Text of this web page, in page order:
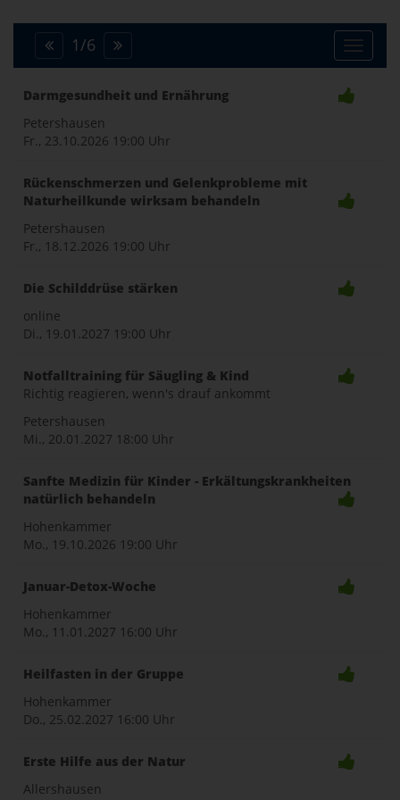
Toggle
1/6
Darmgesundheit und Ernährung
Petershausen
Fr., 23.10.2026 19:00 Uhr
Rückenschmerzen und Gelenkprobleme mit
Naturheilkunde wirksam behandeln
Petershausen
Fr., 18.12.2026 19:00 Uhr
Die Schilddrüse stärken
online
Di., 19.01.2027 19:00 Uhr
Notfalltraining für Säugling & Kind
Richtig reagieren, wenn's drauf ankommt
Petershausen
Mi., 20.01.2027 18:00 Uhr
Sanfte Medizin für Kinder - Erkältungskrankheiten
natürlich behandeln
Hohenkammer
Mo., 19.10.2026 19:00 Uhr
Januar-Detox-Woche
Hohenkammer
Mo., 11.01.2027 16:00 Uhr
Heilfasten in der Gruppe
Hohenkammer
Do., 25.02.2027 16:00 Uhr
Erste Hilfe aus der Natur
Allershausen